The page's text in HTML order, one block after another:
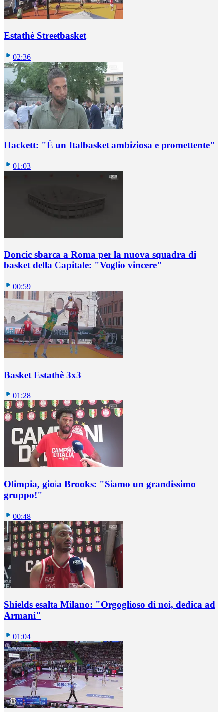
Estathè Streetbasket
02:36
Hackett: "È un Italbasket ambiziosa e promettente"
01:03
Doncic sbarca a Roma per la nuova squadra di
basket della Capitale: "Voglio vincere"
00:59
Basket Estathè 3x3
01:28
Olimpia, gioia Brooks: "Siamo un grandissimo
gruppo!"
00:48
Shields esalta Milano: "Orgoglioso di noi, dedica ad
Armani"
01:04